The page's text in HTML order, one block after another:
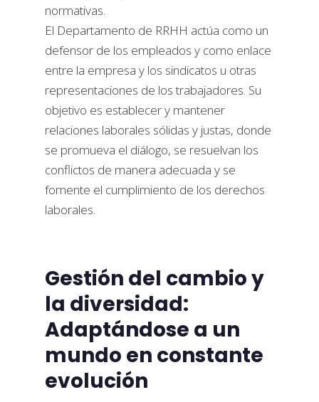
normativas.
El Departamento de RRHH actúa como un
defensor de los empleados y como enlace
entre la empresa y los sindicatos u otras
representaciones de los trabajadores. Su
objetivo es establecer y mantener
relaciones laborales sólidas y justas, donde
se promueva el diálogo, se resuelvan los
conflictos de manera adecuada y se
fomente el cumplimiento de los derechos
laborales.
Gestión del cambio y
la diversidad:
Adaptándose a un
mundo en constante
evolución